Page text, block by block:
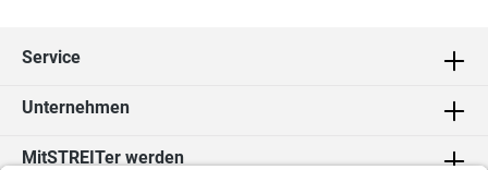
Service
Unternehmen
MitSTREITer werden